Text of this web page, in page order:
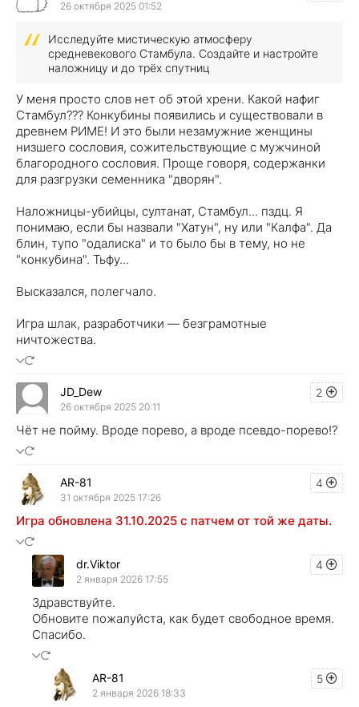
26 октября 2025 01:52
Исследуйте мистическую атмосферу
средневекового Стамбула. Создайте и настройте
наложницу и до трёх спутниц
У меня просто слов нет об этой хрени. Какой нафиг
Стамбул??? Конкубины появились и существовали в
древнем РИМЕ! И это были незамужние женщины
низшего сословия, сожительствующие с мужчиной
благородного сословия. Проще говоря, содержанки
для разгрузки семенника "дворян".
Наложницы-убийцы, султанат, Стамбул... пздц. Я
понимаю, если бы назвали "Хатун", ну или "Калфа". Да
блин, тупо "одалиска" и то было бы в тему, но не
"конкубина". Тьфу...
Высказался, полегчало.
Игра шлак, разработчики — безграмотные
ничтожества.
2
JD_Dew
26 октября 2025 20:11
Чёт не пойму. Вроде порево, а вроде псевдо-порево!?
4
AR-81
31 октября 2025 17:26
Игра обновлена 31.10.2025 с патчем от той же даты.
4
dr.Viktor
2 января 2026 17:55
Здравствуйте.
Обновите пожалуйста, как будет свободное время.
Спасибо.
5
AR-81
2 января 2026 18:33